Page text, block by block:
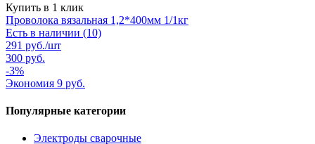
Купить в 1 клик
Проволока вязальная 1,2*400мм 1/1кг
Есть в наличии (10)
291 руб./шт
300 руб.
-3%
Экономия 9 руб.
Популярные категории
Электроды сварочные